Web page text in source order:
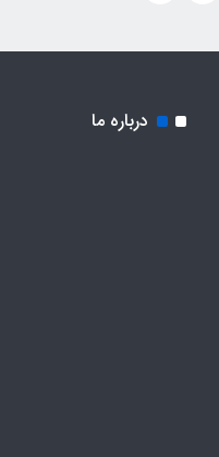
درباره ما